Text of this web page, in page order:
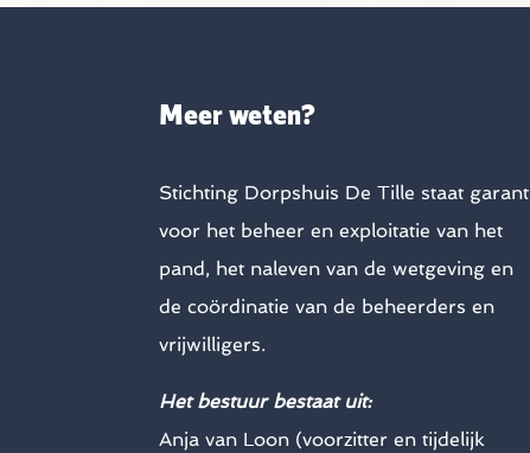
Meer weten?
Stichting Dorpshuis De Tille staat garant
voor het beheer en exploitatie van het
pand, het naleven van de wetgeving en
de coördinatie van de beheerders en
vrijwilligers.
Het bestuur bestaat uit:
Anja van Loon (voorzitter en tijdelijk